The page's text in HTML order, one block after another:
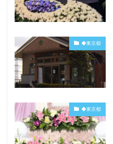
◆東京都
◆東京都